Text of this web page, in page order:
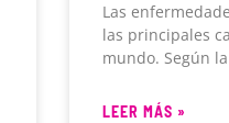
Las
las principales
mundo. Según
LEER MÁS »